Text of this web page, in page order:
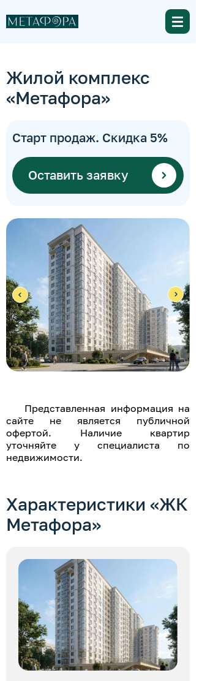
Жилой комплекс
«Метафора»
Старт продаж. Скидка 5%
Оставить заявку
Представленная информация на
сайте не является публичной
офертой. Наличие квартир
уточняйте у специалиста по
недвижимости.
Характеристики «ЖК
Метафора»